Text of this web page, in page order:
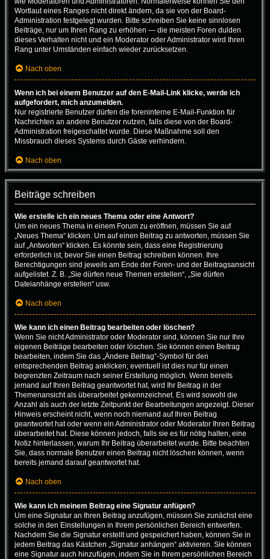
Wortlaut eines Ranges nicht direkt ändern, da sie von der Board-
Administration festgelegt wurden. Bitte schreiben Sie keine sinnlosen
Beiträge, nur um Ihren Rang zu erhöhen — die meisten Foren dulden
dieses Verhalten nicht und ein Moderator oder Administrator wird Ihren
Rang unter Umständen einfach wieder zurücksetzen.
Nach oben
Wenn ich bei einem Benutzer auf den E-Mail-Link klicke, werde ich
aufgefordert, mich anzumelden.
Nur registrierte Benutzer dürfen die foreninterne E-Mail-Funktion für
Nachrichten an andere Benutzer nutzen, falls diese von der Board-
Administration freigeschaltet wurde. Diese Maßnahme soll den
Missbrauch dieses Systems durch Gäste verhindern.
Nach oben
Beiträge schreiben
Wie erstelle ich ein neues Thema oder eine Antwort?
Um ein neues Thema in einem Forum zu eröffnen, müssen Sie auf
„Neues Thema“ klicken. Um auf einen Beitrag zu antworten, müssen Sie
auf „Antworten“ klicken. Es könnte sein, dass eine Registrierung
erforderlich ist, bevor Sie einen Beitrag schreiben können. Ihre
Berechtigungen sind jeweils am Ende der Foren- und der Beitragsansicht
aufgelistet. Z. B. „Sie dürfen neue Themen erstellen“, „Sie dürfen
Dateianhänge erstellen“ usw.
Nach oben
Wie kann ich einen Beitrag bearbeiten oder löschen?
Wenn Sie nicht Administrator oder Moderator sind, können Sie nur Ihre
eigenen Beiträge bearbeiten oder löschen. Sie können einen Beitrag
bearbeiten, indem Sie das „Ändere Beitrag“-Symbol für den
entsprechenden Beitrag anklicken; eventuell ist dies nur für einen
begrenzten Zeitraum nach seiner Erstellung möglich. Wenn bereits
jemand auf Ihren Beitrag geantwortet hat, wird Ihr Beitrag in der
Themenansicht als überarbeitet gekennzeichnet. Es wird sowohl die
Anzahl als auch der letzte Zeitpunkt der Bearbeitungen angezeigt. Dieser
Hinweis erscheint nicht, wenn noch niemand auf Ihren Beitrag
geantwortet hat oder wenn ein Administrator oder Moderator Ihren Beitrag
überarbeitet hat. Diese können jedoch, falls sie es für nötig halten, eine
Notiz hinterlassen, warum Ihr Beitrag überarbeitet wurde. Bitte beachten
Sie, dass normale Benutzer einen Beitrag nicht löschen können, wenn
bereits jemand darauf geantwortet hat.
Nach oben
Wie kann ich meinem Beitrag eine Signatur anfügen?
Um eine Signatur an Ihren Beitrag anzufügen, müssen Sie zunächst eine
solche in den Einstellungen in Ihrem persönlichen Bereich entwerfen.
Nachdem Sie die Signatur erstellt und gespeichert haben, können Sie in
jedem Beitrag das Kästchen „Signatur anhängen“ aktivieren. Sie können
eine Signatur auch hinzufügen, indem Sie in Ihrem persönlichen Bereich